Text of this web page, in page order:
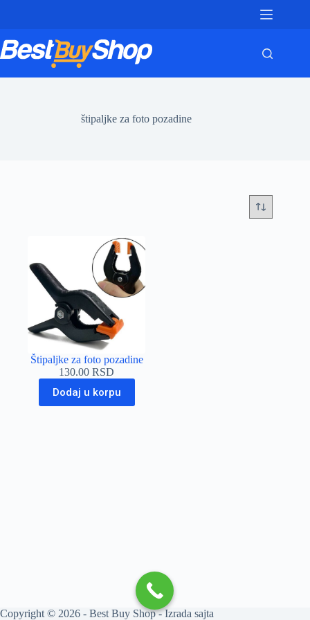
štipaljke za foto pozadine
Štipaljke za foto pozadine
130.00RSD
Dodaj u korpu
Copyright © 2026 - Best Buy Shop -Izrada sajta